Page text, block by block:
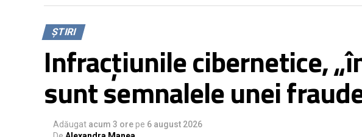
Criminale Roman. Printre altele, reporterul Roman TV a
conferință să detalieze dacă în zona de competență sunt
generate cu AI care pot afecta integritatea sau chiar siguranța
Aceste falsuri, denumite deepfake, sunt din ce în ce mai greu
trebuie să învețe să le recunoască și să nu propage, la
online. În caz contrar, se pot trezi victime ale manipulărilor
ȘTIRI
Infracțiunile cibernetice,
sunt semnalele unei
Adăugat acum 3 ore pe 6 august 2026